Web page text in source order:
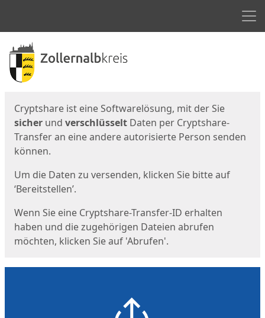
Start
Cryptshare ist eine Softwarelösung, mit der Sie
sicher und verschlüsselt Daten per Cryptshare-
Transfer an eine andere autorisierte Person senden
können.
Um die Daten zu versenden, klicken Sie bitte auf
‘Bereitstellen’.
Wenn Sie eine Cryptshare-Transfer-ID erhalten
haben und die zugehörigen Dateien abrufen
möchten, klicken Sie auf 'Abrufen'.